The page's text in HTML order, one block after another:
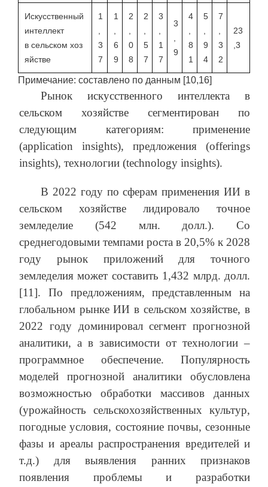
Искусственный
интеллект
в сельском хоз
яйстве
1
3
7
1
6
9
2
0
8
2
5
7
3
1
7
3
9
4
8
1
5
9
4
7
3
2
23
,3
Примечание: составлено по данным [10,16]
Рынок искусственного интеллекта в
сельском хозяйстве сегментирован по
следующим категориям: применение
(application insights), предложения (offerings
insights), технологии (technology insights).
В 2022 году по сферам применения ИИ в
сельском хозяйстве лидировало точное
земледелие (542 млн. долл.). Со
среднегодовыми темпами роста в 20,5% к 2028
году рынок приложений для точного
земледелия может составить 1,432 млрд. долл.
[11]. По предложениям, представленным на
глобальном рынке ИИ в сельском хозяйстве, в
2022 году доминировал сегмент прогнозной
аналитики, а в зависимости от технологии –
программное обеспечение. Популярность
моделей прогнозной аналитики обусловлена
возможностью обработки массивов данных
(урожайность сельскохозяйственных культур,
погодные условия, состояние почвы, сезонные
фазы и ареалы распространения вредителей и
т.д.) для выявления ранних признаков
появления проблемы и разработки